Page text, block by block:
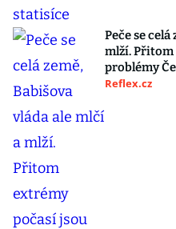
Peče se
mlží.
problémy
Reflex.cz